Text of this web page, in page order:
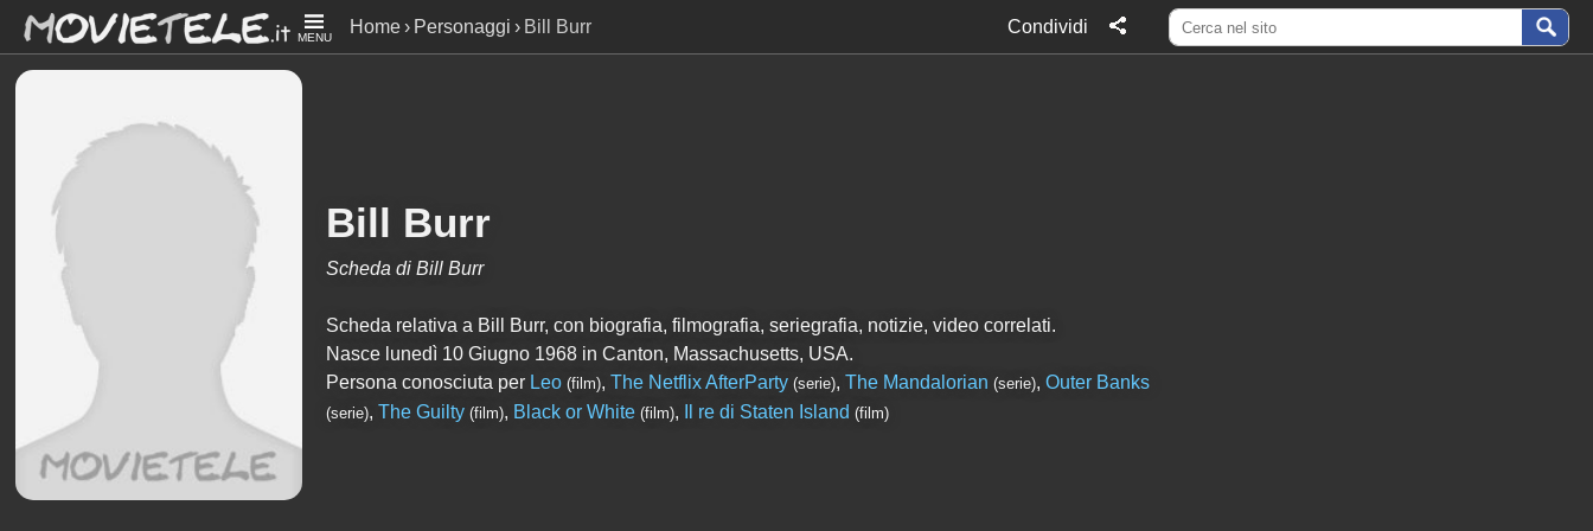
MENU
Home Personaggi Bill Burr Condividi
Bill Burr
Scheda di Bill Burr
Scheda relativa a Bill Burr, con biografia, filmografia, seriegrafia, notizie, video correlati.
Nasce lunedì 10 Giugno 1968 in Canton, Massachusetts, USA.
Persona conosciuta per Leo (film), The Netflix AfterParty (serie), The Mandalorian (serie), Outer Banks
(serie), The Guilty (film), Black or White (film), Il re di Staten Island (film)